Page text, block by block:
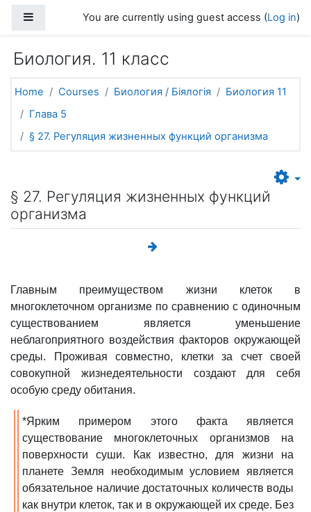
Side panelYou are currently using guest access (Log in)
Биология. 11 класс
Home Courses Биология / Біялогія
Биология 11
Глава 5
§ 27. Регуляция жизненных функций организма
§ 27. Регуляция жизненных функций
организма
Главным преимуществом жизни клеток в
многоклеточном организме по сравнению с одиночным
существованием является уменьшение
неблагоприятного воздействия факторов окружающей
среды. Проживая совместно, клетки за счет своей
совокупной жизнедеятельности создают для себя
особую среду обитания.
*Ярким примером этого факта является
существование многоклеточных организмов на
поверхности суши. Как известно, для жизни на
планете Земля необходимым условием является
обязательное наличие достаточных количеств воды
как внутри клеток, так и в окружающей их среде. Без